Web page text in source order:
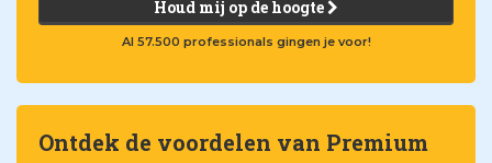
Houd mij op de hoogte
Al 57.500 professionals gingen je voor!
Ontdek de voordelen van Premium